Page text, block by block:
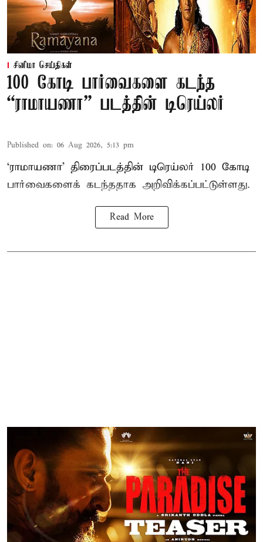
சினிமா செய்திகள்
100 கோடி பார்வைகளை கடந்த
“ராமாயணா” படத்தின் டிரெய்லர்
Published on: 06 Aug 2026, 5:13 pm
‘ராமாயணா’ திரைப்படத்தின் டிரெய்லர் 100 கோடி
பார்வைகளைக் கடந்ததாக அறிவிக்கப்பட்டுள்ளது.
Read More